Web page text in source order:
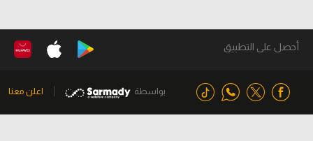
أحصل على التطبيق
بواسطة اعلن معنا